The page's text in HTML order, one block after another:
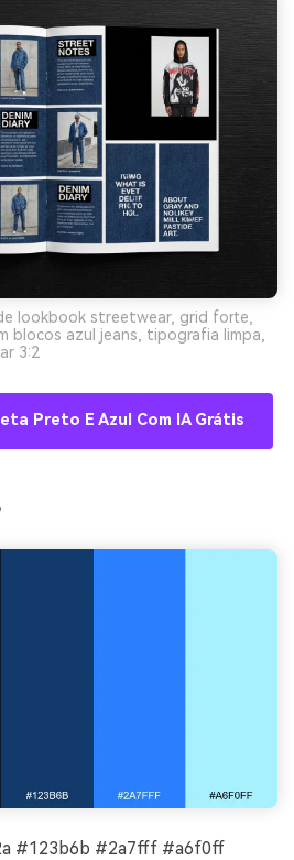
lookbook streetwear, grid forte,
blocos azul jeans, tipografia limpa,
3:2
Preto E Azul Com IA Grátis
#123b6b #2a7fff #a6f0ff